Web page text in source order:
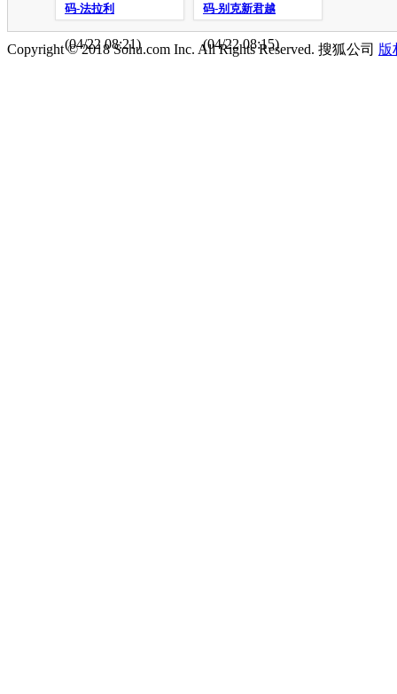
码-法拉利
(04/22 08:21)
码-别克新君越
(04/22 08:15)
Copyright © 2018 Sohu.com Inc. All Rights Reserved. 搜狐公司 版